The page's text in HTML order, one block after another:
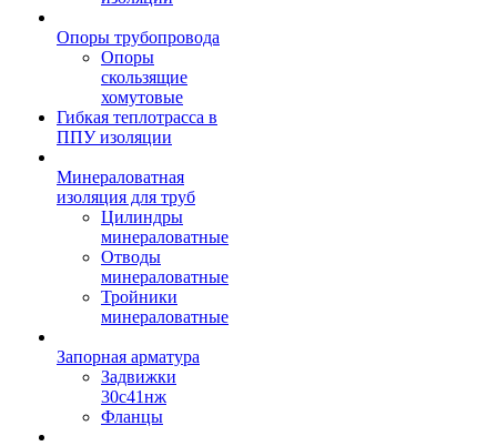
Опоры трубопровода
Опоры
скользящие
хомутовые
Гибкая теплотрасса в
ППУ изоляции
Минераловатная
изоляция для труб
Цилиндры
минераловатные
Отводы
минераловатные
Тройники
минераловатные
Запорная арматура
Задвижки
30с41нж
Фланцы